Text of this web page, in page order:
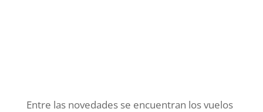
Entre las novedades se encuentran los vuelos